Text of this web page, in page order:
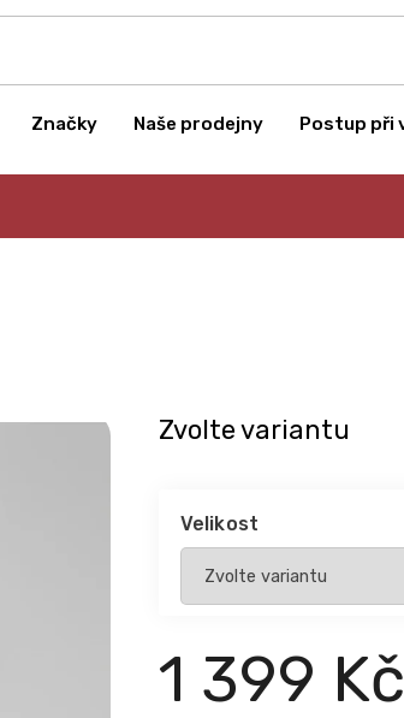
Značky Naše prodejny Postup při
1 399 Kč
Zvolte variantu
Velikost